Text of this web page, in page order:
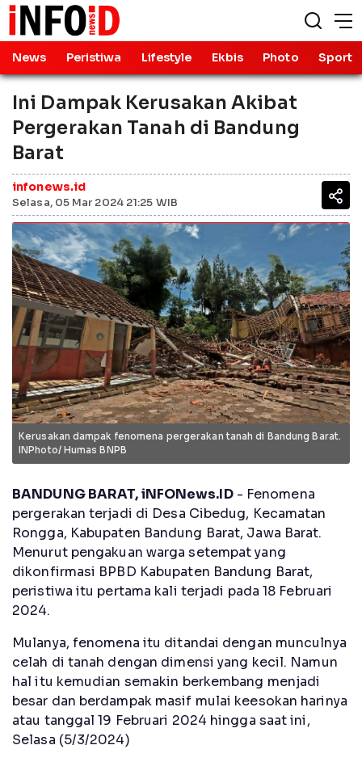
News Peristiwa Lifestyle Ekbis Photo Sport
Ini Dampak Kerusakan Akibat
Pergerakan Tanah di Bandung
Barat
infonews.id
Selasa, 05 Mar 2024 21:25 WIB
Kerusakan dampak fenomena pergerakan tanah di Bandung Barat.
INPhoto/ Humas BNPB
BANDUNG BARAT, iNFONews.ID- Fenomena
pergerakan terjadi di Desa Cibedug, Kecamatan
Rongga, Kabupaten Bandung Barat, Jawa Barat.
Menurut pengakuan warga setempat yang
dikonfirmasi BPBD Kabupaten Bandung Barat,
peristiwa itu pertama kali terjadi pada 18 Februari
2024.
Mulanya, fenomena itu ditandai dengan munculnya
celah di tanah dengan dimensi yang kecil. Namun
hal itu kemudian semakin berkembang menjadi
besar dan berdampak masif mulai keesokan harinya
atau tanggal 19 Februari 2024 hingga saat ini,
Selasa (5/3/2024)